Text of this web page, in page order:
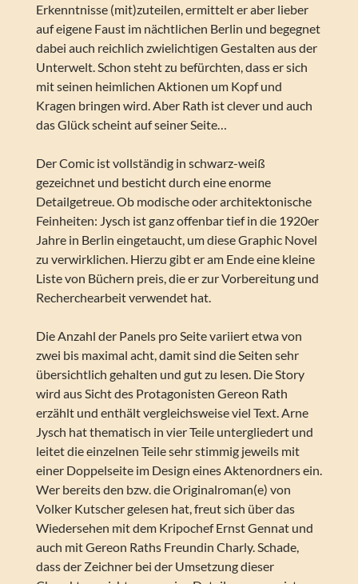
Erkenntnisse (mit)zuteilen, ermittelt er aber lieber
auf eigene Faust im nächtlichen Berlin und begegnet
dabei auch reichlich zwielichtigen Gestalten aus der
Unterwelt. Schon steht zu befürchten, dass er sich
mit seinen heimlichen Aktionen um Kopf und
Kragen bringen wird. Aber Rath ist clever und auch
das Glück scheint auf seiner Seite…
Der Comic ist vollständig in schwarz-weiß
gezeichnet und besticht durch eine enorme
Detailgetreue. Ob modische oder architektonische
Feinheiten: Jysch ist ganz offenbar tief in die 1920er
Jahre in Berlin eingetaucht, um diese Graphic Novel
zu verwirklichen. Hierzu gibt er am Ende eine kleine
Liste von Büchern preis, die er zur Vorbereitung und
Recherchearbeit verwendet hat.
Die Anzahl der Panels pro Seite variiert etwa von
zwei bis maximal acht, damit sind die Seiten sehr
übersichtlich gehalten und gut zu lesen. Die Story
wird aus Sicht des Protagonisten Gereon Rath
erzählt und enthält vergleichsweise viel Text. Arne
Jysch hat thematisch in vier Teile untergliedert und
leitet die einzelnen Teile sehr stimmig jeweils mit
einer Doppelseite im Design eines Aktenordners ein.
Wer bereits den bzw. die Originalroman(e) von
Volker Kutscher gelesen hat, freut sich über das
Wiedersehen mit dem Kripochef Ernst Gennat und
auch mit Gereon Raths Freundin Charly. Schade,
dass der Zeichner bei der Umsetzung dieser